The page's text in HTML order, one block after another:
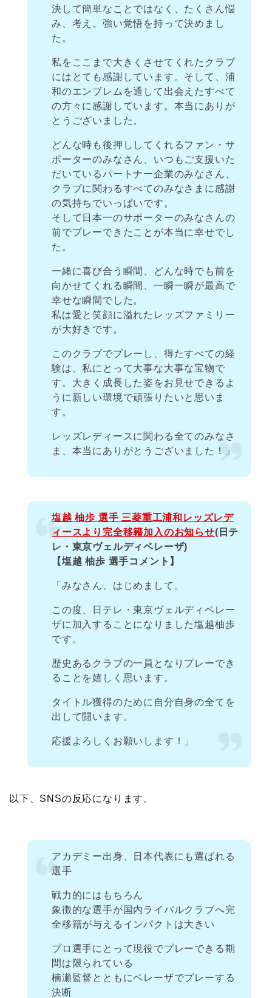
決して簡単なことではなく、たくさん悩
み、考え、強い覚悟を持って決めまし
た。
私をここまで大きくさせてくれたクラブ
にはとても感謝しています。そして、浦
和のエンブレムを通して出会えたすべて
の方々に感謝しています。本当にありが
とうございました。
どんな時も後押ししてくれるファン・サ
ポーターのみなさん、いつもご支援いた
だいているパートナー企業のみなさん、
クラブに関わるすべてのみなさまに感謝
の気持ちでいっぱいです。
そして日本一のサポーターのみなさんの
前でプレーできたことが本当に幸せでし
た。
一緒に喜び合う瞬間、どんな時でも前を
向かせてくれる瞬間、一瞬一瞬が最高で
幸せな瞬間でした。
私は愛と笑顔に溢れたレッズファミリー
が大好きです。
このクラブでプレーし、得たすべての経
験は、私にとって大事な大事な宝物で
す。大きく成長した姿をお見せできるよ
うに新しい環境で頑張りたいと思いま
す。
レッズレディースに関わる全てのみなさ
ま、本当にありがとうございました！」
塩越 柚歩 選手 三菱重工浦和レッズレデ
ィースより完全移籍加入のお知らせ(日テ
レ・東京ヴェルディベレーザ)
【塩越 柚歩 選手コメント】
「みなさん、はじめまして。
この度、日テレ・東京ヴェルディベレー
ザに加入することになりました塩越柚歩
です。
歴史あるクラブの一員となりプレーでき
ることを嬉しく思います。
タイトル獲得のために自分自身の全てを
出して闘います。
応援よろしくお願いします！」
以下、SNSの反応になります。
アカデミー出身、日本代表にも選ばれる
選手
戦力的にはもちろん
象徴的な選手が国内ライバルクラブへ完
全移籍が与えるインパクトは大きい
プロ選手にとって現役でプレーできる期
間は限られている
楠瀬監督とともにベレーザでプレーする
決断